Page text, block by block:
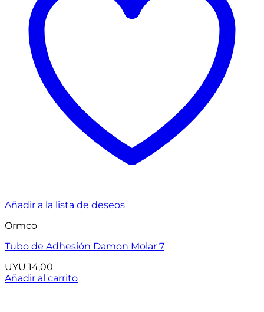
Añadir a la lista de deseos
Ormco
Tubo de Adhesión Damon Molar 7
UYU 14,00
Añadir al carrito